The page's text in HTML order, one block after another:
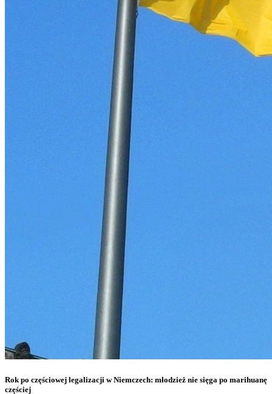
Rok po częściowej legalizacji w Niemczech: młodzież nie sięga po marihuanę
częściej